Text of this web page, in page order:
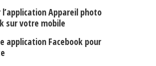
Appareil photo
sur votre mobile
application Facebook pour